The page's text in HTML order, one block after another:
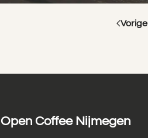
Vorige
Open Coffee Nijmegen